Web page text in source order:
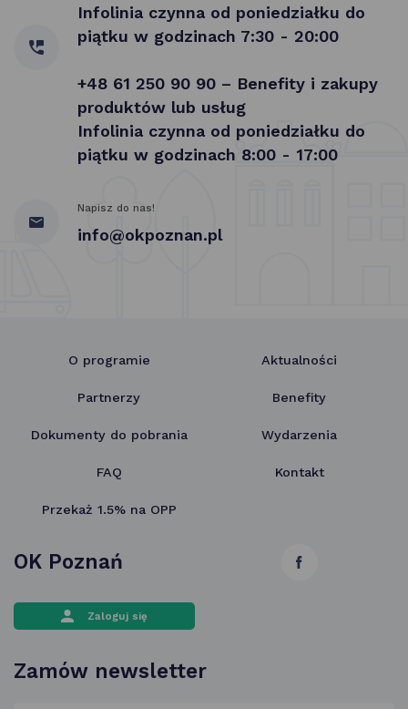
Infolinia czynna od poniedziałku do
piątku w godzinach 7:30 - 20:00
+48 61 250 90 90 – Benefity i zakupy
produktów lub usług
Infolinia czynna od poniedziałku do
piątku w godzinach 8:00 - 17:00
Napisz do nas!
info@okpoznan.pl
O programie Aktualności
Partnerzy Benefity
Dokumenty do pobrania Wydarzenia
FAQ Kontakt
Przekaż 1.5% na OPP
link
OK Poznań
Zaloguj się
Zamów newsletter